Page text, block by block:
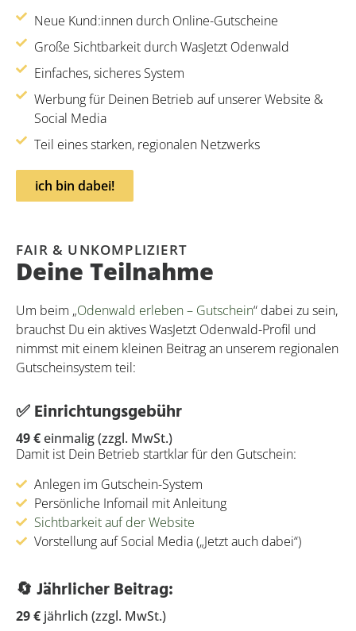
Neue Kund:innen durch Online-Gutscheine
Große Sichtbarkeit durch WasJetzt Odenwald
Einfaches, sicheres System
Werbung für Deinen Betrieb auf unserer Website &
Social Media
Teil eines starken, regionalen Netzwerks
ich bin dabei!
FAIR & UNKOMPLIZIERT
Deine Teilnahme
Um beim „Odenwald erleben – Gutschein“ dabei zu sein,
brauchst Du ein aktives WasJetzt Odenwald-Profil und
nimmst mit einem kleinen Beitrag an unserem regionalen
Gutscheinsystem teil:
✅ Einrichtungsgebühr
49 €einmalig (zzgl. MwSt.)
Damit ist Dein Betrieb startklar für den Gutschein:
Anlegen im Gutschein-System
Persönliche Infomail mit Anleitung
Sichtbarkeit auf der Website
Vorstellung auf Social Media („Jetzt auch dabei“)
🔄 Jährlicher Beitrag:
29 € jährlich (zzgl. MwSt.)